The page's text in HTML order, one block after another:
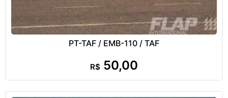
PT-TAF / EMB-110 / TAF
R$ 50,00